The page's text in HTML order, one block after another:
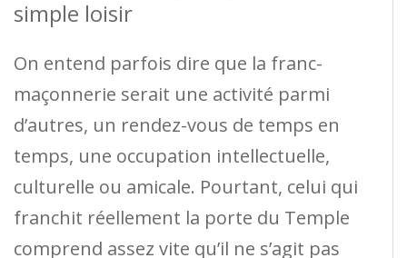
simple loisir
On entend parfois dire que la franc-
maçonnerie serait une activité parmi
d’autres, un rendez-vous de temps en
temps, une occupation intellectuelle,
culturelle ou amicale. Pourtant, celui qui
franchit réellement la porte du Temple
comprend assez vite qu’il ne s’agit pas